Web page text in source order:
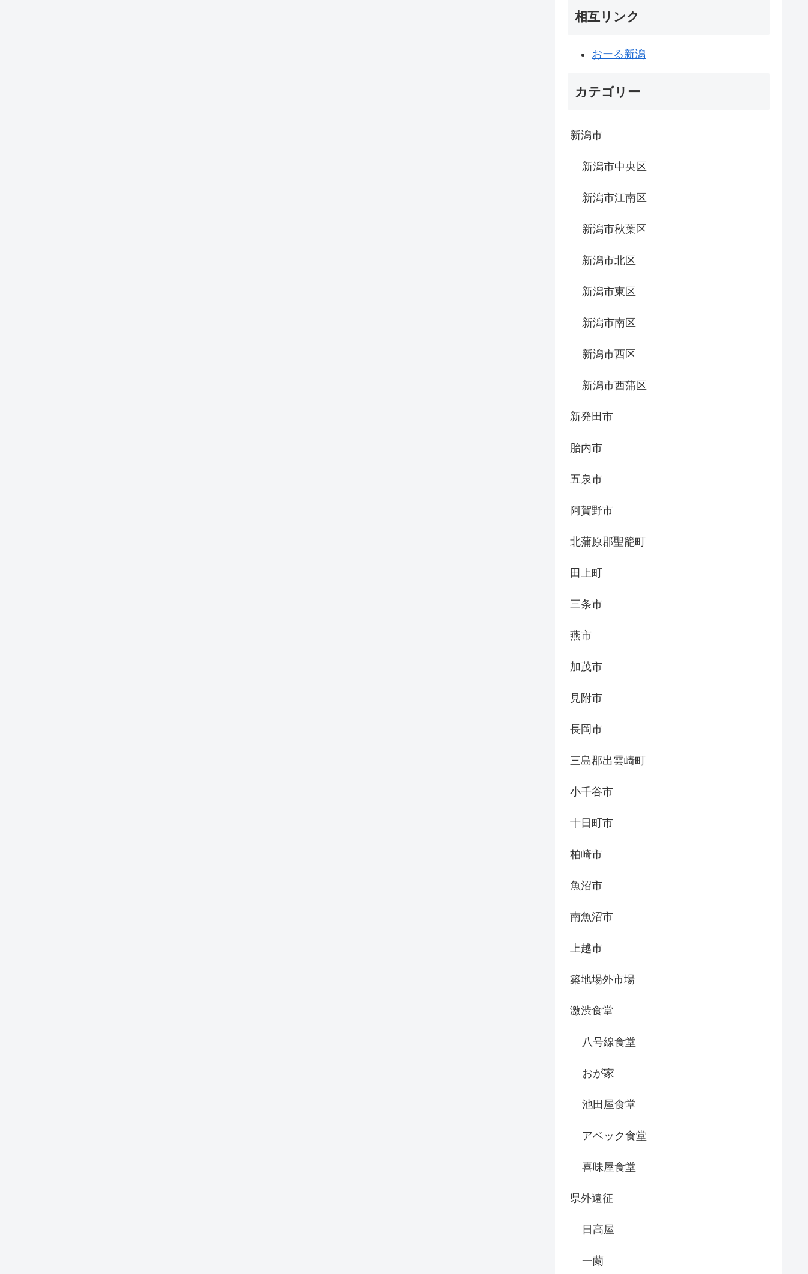
相互リンク
おーる新潟
カテゴリー
新潟市
新潟市中央区
新潟市江南区
新潟市秋葉区
新潟市北区
新潟市東区
新潟市南区
新潟市西区
新潟市西蒲区
新発田市
胎内市
五泉市
阿賀野市
北蒲原郡聖籠町
田上町
三条市
燕市
加茂市
見附市
長岡市
三島郡出雲崎町
小千谷市
十日町市
柏崎市
魚沼市
南魚沼市
上越市
築地場外市場
激渋食堂
八号線食堂
おが家
池田屋食堂
アベック食堂
喜味屋食堂
県外遠征
日高屋
一蘭